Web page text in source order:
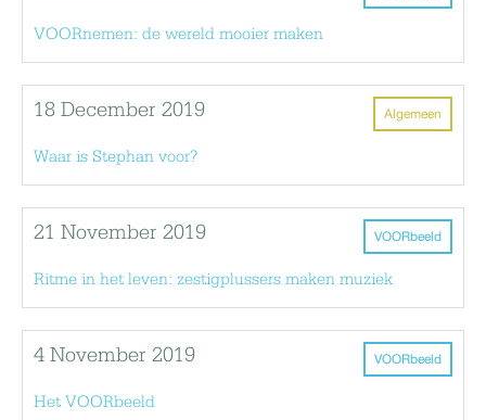
VOORnemen: de wereld mooier maken
Algemeen
18 December 2019
Waar is Stephan voor?
VOORbeeld
21 November 2019
Ritme in het leven: zestigplussers maken muziek
VOORbeeld
4 November 2019
Het VOORbeeld